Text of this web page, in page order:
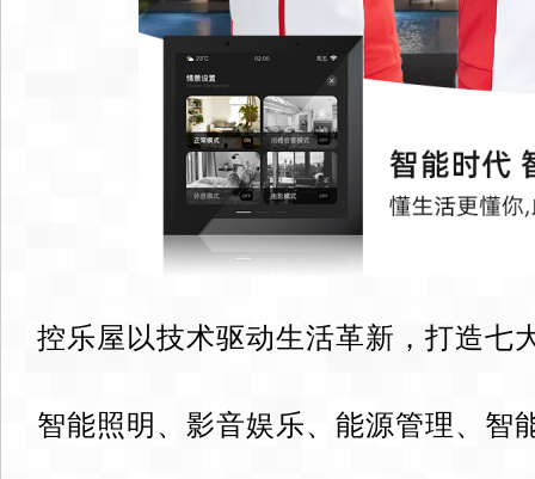
控乐屋以技术驱动生活革新，打造七
智能照明、影音娱乐、能源管理、智